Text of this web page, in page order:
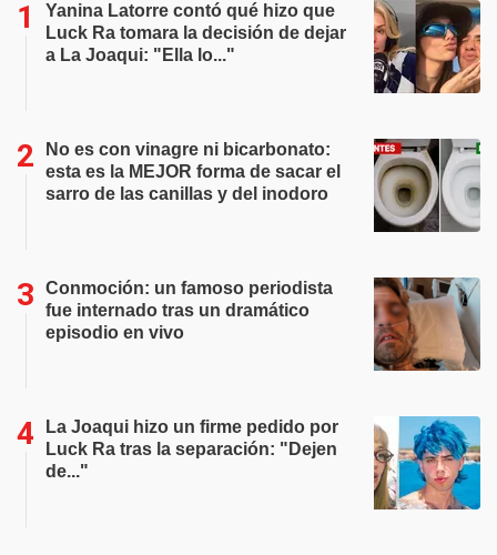
Yanina Latorre contó qué hizo que
Luck Ra tomara la decisión de dejar
a La Joaqui: "Ella lo..."
No es con vinagre ni bicarbonato:
esta es la MEJOR forma de sacar el
sarro de las canillas y del inodoro
Conmoción: un famoso periodista
fue internado tras un dramático
episodio en vivo
La Joaqui hizo un firme pedido por
Luck Ra tras la separación: "Dejen
de..."